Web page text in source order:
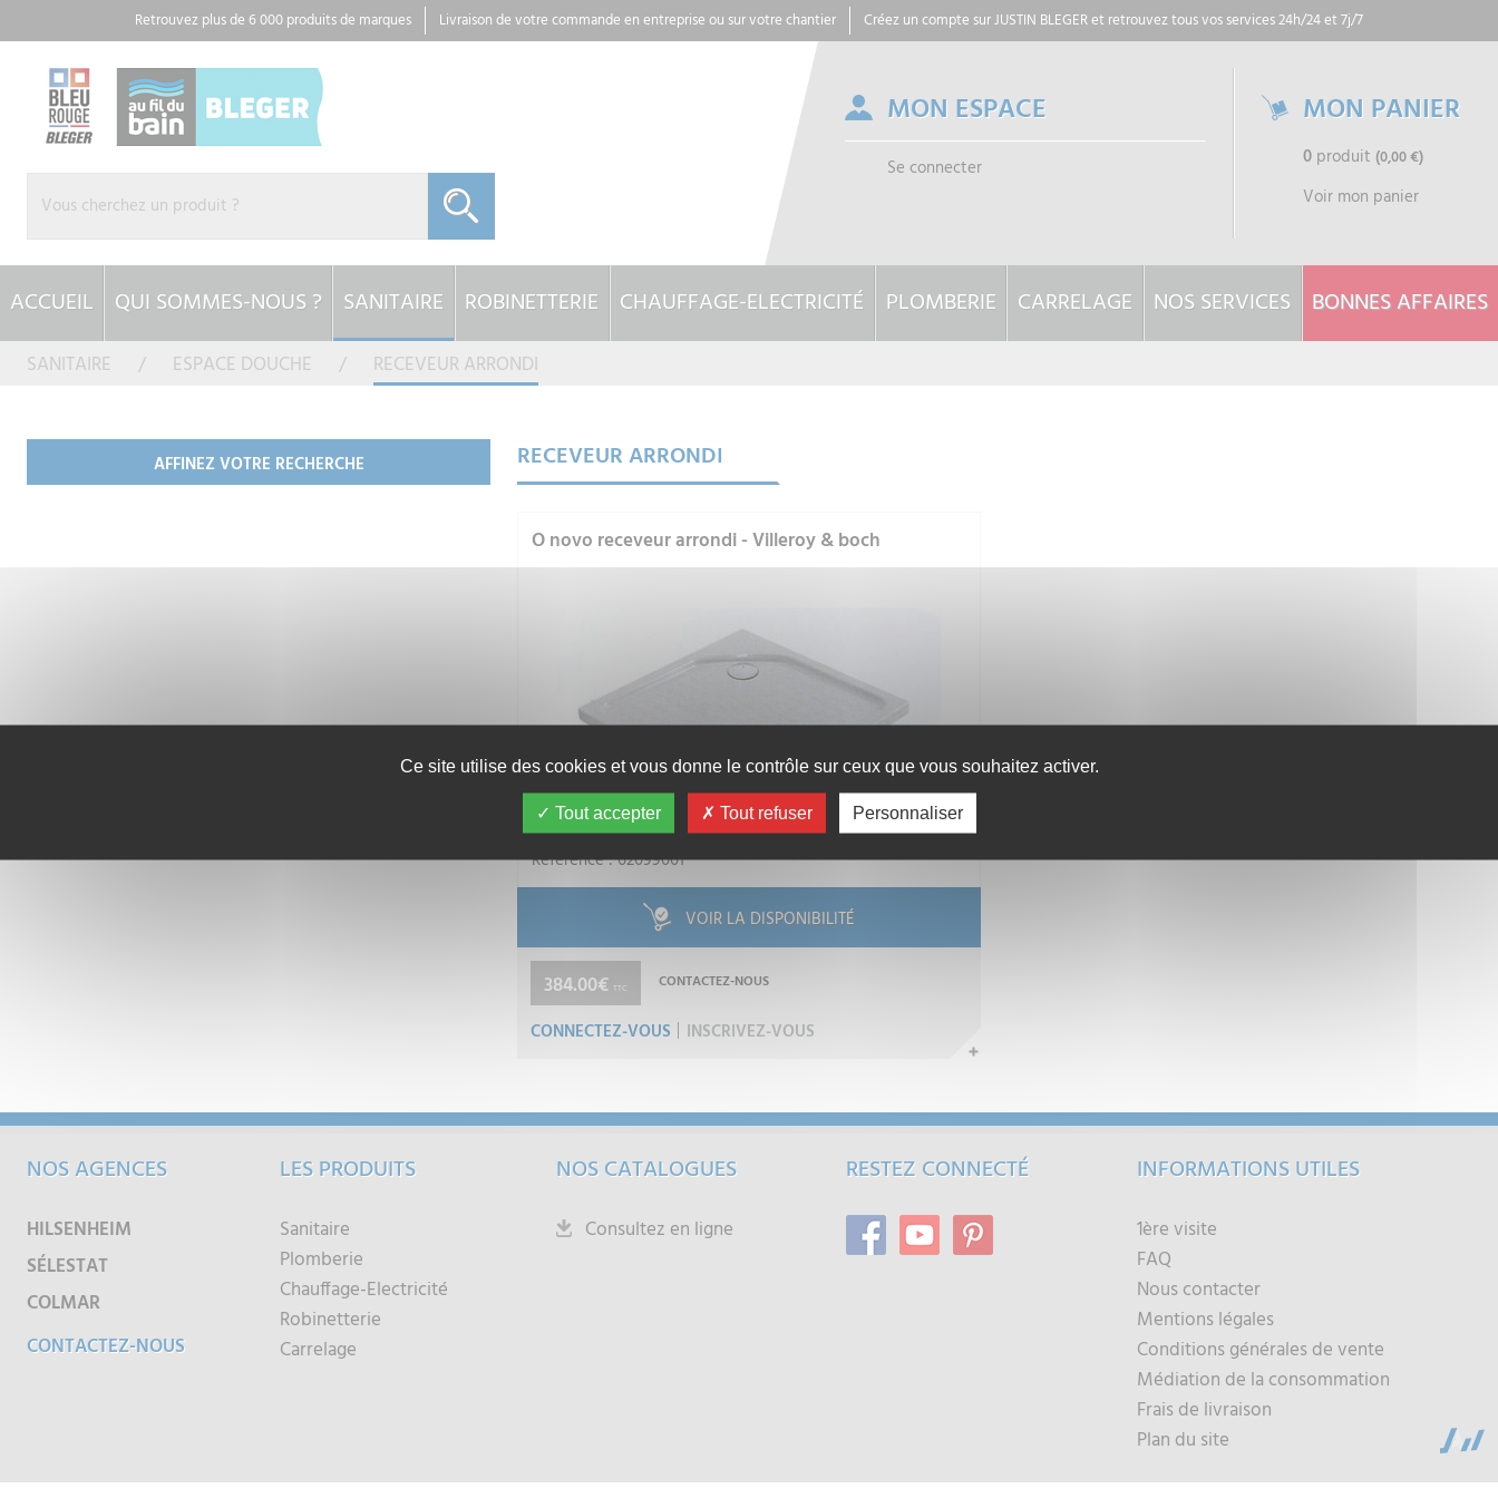
Retrouvez plus de 6 000 produits de marques Livraison de votre commande en entreprise ou sur votre chantier Créez un compte sur JUSTIN BLEGERet retrouvez tous vos services 24h/24 et 7j/7
MON ESPACE
Se connecter
MON PANIER
0 produit (0,00 €)
Voir mon panier
ACCUEIL QUI SOMMES-NOUS ? SANITAIRE ROBINETTERIE CHAUFFAGE-ELECTRICITÉ PLOMBERIE CARRELAGE NOS SERVICES BONNES AFFAIRES
SANITAIRE ESPACE DOUCHE RECEVEUR ARRONDI
AFFINEZ VOTRE RECHERCHE RECEVEUR ARRONDI
O novo receveur arrondi - Villeroy & boch
VILLEROY & BOCH SANITAIRE
Référence : 62099001
VOIR LA DISPONIBILITÉ
384.00€ TTC CONTACTEZ-NOUS
CONNECTEZ-VOUS INSCRIVEZ-VOUS
NOS AGENCES
HILSENHEIM
SÉLESTAT
COLMAR
CONTACTEZ-NOUS
LES PRODUITS
Sanitaire
Plomberie
Chauffage-Electricité
Robinetterie
Carrelage
NOS CATALOGUES
Consultez en ligne
RESTEZ CONNECTÉ INFORMATIONS UTILES
1ère visite
FAQ
Nous contacter
Mentions légales
Conditions générales de vente
Médiation de la consommation
Frais de livraison
Plan du site
Panneau de gestion des cookies
Ce site utilise des cookies et vous donne le contrôle sur ceux que vous souhaitez activer.
Tout accepter Tout refuser Personnaliser